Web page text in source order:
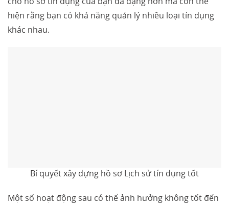
hiện rằng bạn có khả năng quản lý nhiều loại tín dụng
khác nhau.
Bí quyết xây dựng hồ sơ Lịch sử tín dụng tốt
Một số hoạt động sau có thể ảnh hưởng không tốt đến